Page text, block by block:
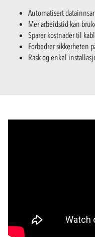
Automatisert
Mer arbeidstid kan
Sparer kostnader til
Forbedrer sikkerheten
Rask og enkel